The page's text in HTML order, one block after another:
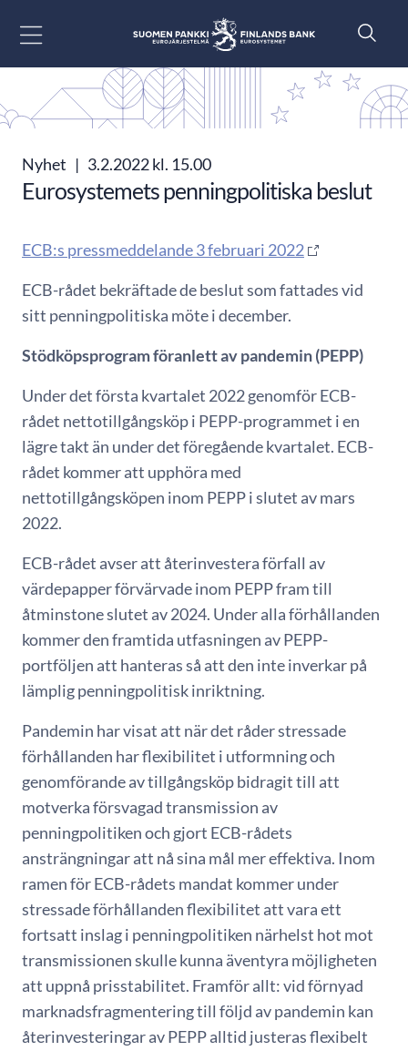
Nyhet | 3.2.2022 kl. 15.00
Eurosystemets penningpolitiska beslut
ECB:s pressmeddelande 3 februari 2022
ECB-rådet bekräftade de beslut som fattades vid
sitt penningpolitiska möte i december.
Stödköpsprogram föranlett av pandemin (PEPP)
Under det första kvartalet 2022 genomför ECB-
rådet nettotillgångsköp i PEPP-programmet i en
lägre takt än under det föregående kvartalet. ECB-
rådet kommer att upphöra med
nettotillgångsköpen inom PEPP i slutet av mars
2022.
ECB-rådet avser att återinvestera förfall av
värdepapper förvärvade inom PEPP fram till
åtminstone slutet av 2024. Under alla förhållanden
kommer den framtida utfasningen av PEPP-
portföljen att hanteras så att den inte inverkar på
lämplig penningpolitisk inriktning.
Pandemin har visat att när det råder stressade
förhållanden har flexibilitet i utformning och
genomförande av tillgångsköp bidragit till att
motverka försvagad transmission av
penningpolitiken och gjort ECB-rådets
ansträngningar att nå sina mål mer effektiva. Inom
ramen för ECB-rådets mandat kommer under
stressade förhållanden flexibilitet att vara ett
fortsatt inslag i penningpolitiken närhelst hot mot
transmissionen skulle kunna äventyra möjligheten
att uppnå prisstabilitet. Framför allt: vid förnyad
marknadsfragmentering till följd av pandemin kan
återinvesteringar av PEPP alltid justeras flexibelt